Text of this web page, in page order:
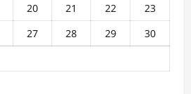
20 21 22
23
27 28 29
30